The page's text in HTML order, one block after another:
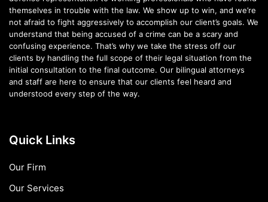
themselves in trouble with the law. We show up to win, and we’re
not afraid to fight aggressively to accomplish our client’s goals. We
understand that being accused of a crime can be a scary and
confusing experience. That’s why we take the stress off our
clients by handling the full scope of their legal situation from the
initial consultation to the final outcome. Our bilingual attorneys
and staff are here to ensure that our clients feel heard and
understood every step of the way.
Quick Links
Our Firm
Our Services